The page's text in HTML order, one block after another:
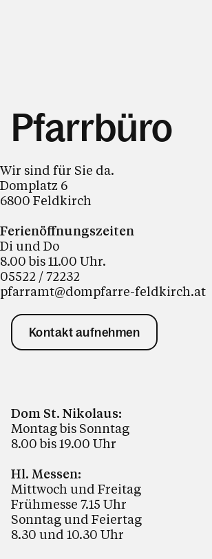
Pfarrbüro
Wir sind für Sie da.
Domplatz 6
6800 Feldkirch
Ferienöffnungszeiten
Di und Do
8.00 bis 11.00 Uhr.
05522 / 72232
pfarramt@dompfarre-feldkirch.at
Kontakt aufnehmen
Dom St. Nikolaus:
Montag bis Sonntag
8.00 bis 19.00 Uhr
Hl. Messen:
Mittwoch und Freitag
Frühmesse 7.15 Uhr
Sonntag und Feiertag
8.30 und 10.30 Uhr